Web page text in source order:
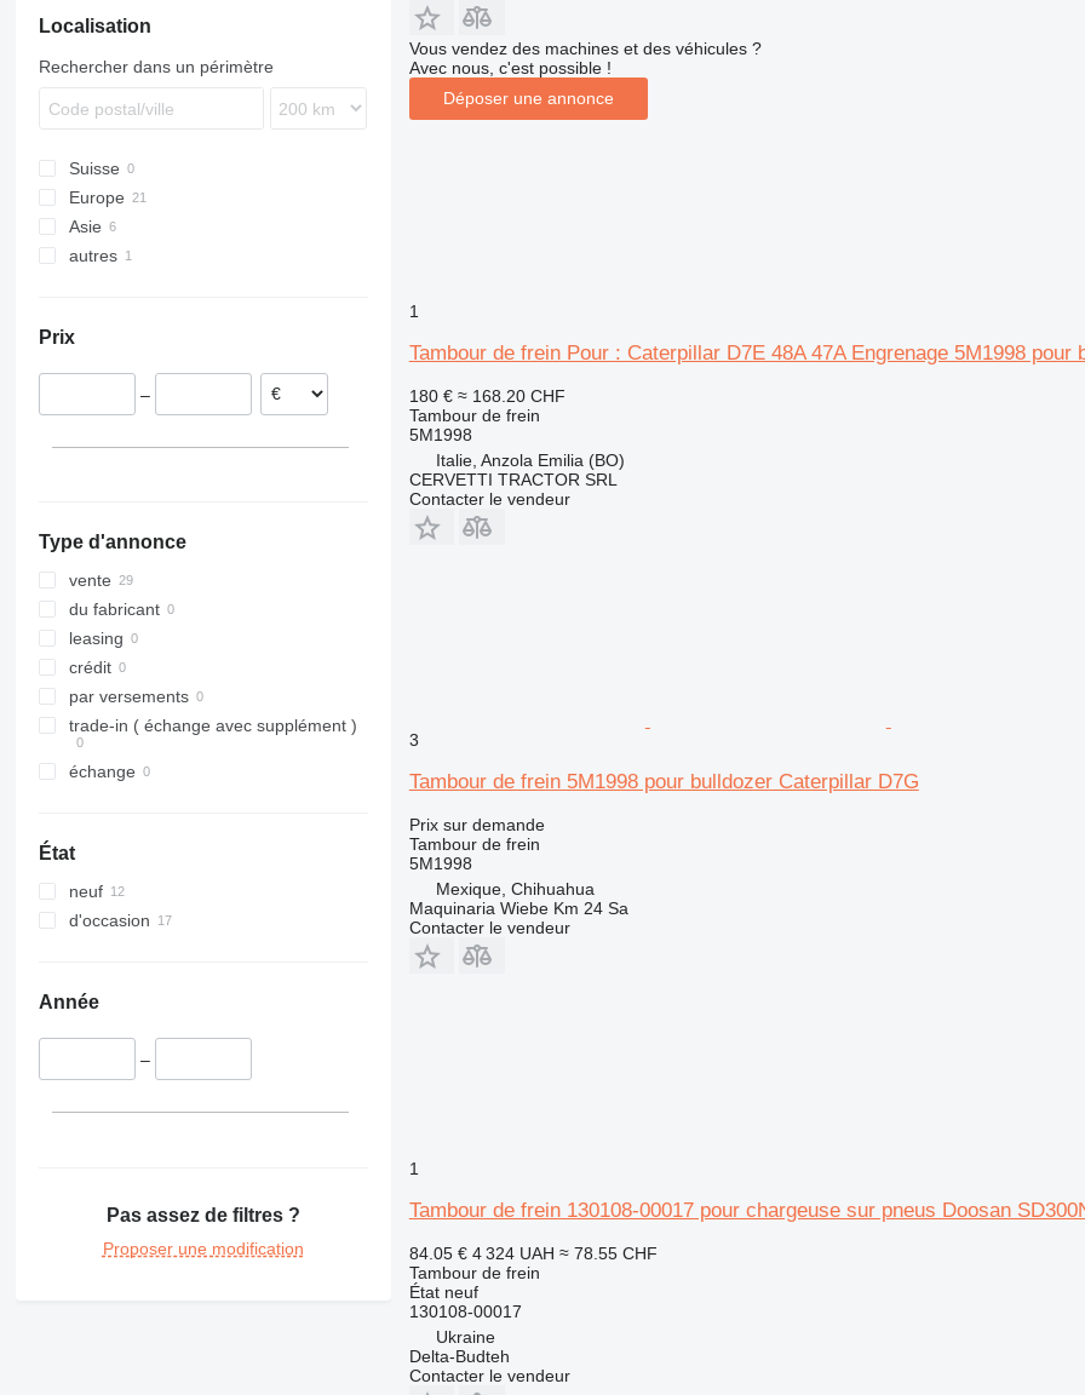
Localisation
Rechercher dans un périmètre
Suisse
Europe
Pays-Bas
Italie
Irlande
Asie
Chine
autres
Prix
–
Type d'annonce
vente
du fabricant
leasing
crédit
par versements
trade-in ( échange avec supplément )
échange
État
neuf
d'occasion
Année
–
Pas assez de filtres ?
Proposer une modification
Vous vendez des machines et des véhicules ?
Avec nous, c'est possible !
Déposer une annonce
1
Tambour de frein Pour : Caterpillar D7E 48A 47A Engrenage 5M1998 pour
180 € ≈ 168.20 CHF
Tambour de frein
5M1998
Italie, Anzola Emilia (BO)
CERVETTI TRACTOR SRL
Contacter le vendeur
3
Tambour de frein 5M1998 pour bulldozer Caterpillar D7G
Prix sur demande
Tambour de frein
5M1998
Mexique, Chihuahua
Maquinaria Wiebe Km 24 Sa
Contacter le vendeur
1
Tambour de frein 130108-00017 pour chargeuse sur pneus Doosan
84.05 € 4 324 UAH ≈ 78.55 CHF
Tambour de frein
Étatneuf
130108-00017
Ukraine
Delta-Budteh
Contacter le vendeur